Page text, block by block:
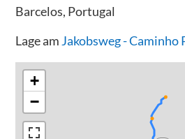
Barcelos, Portugal
Lage am Jakobsweg - Caminho
+
−